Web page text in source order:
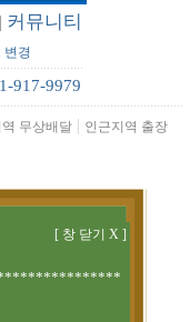
| 커뮤니티
변경
917-9979
무상배달 | 인근지역 출장